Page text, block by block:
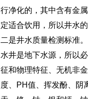
行净化的，其中含有金
定适合饮用，所以井水
二是井水质量检测标准。
水井是地下水源，所以
征和物理特征、无机非
度、PH值、挥发酚、阴